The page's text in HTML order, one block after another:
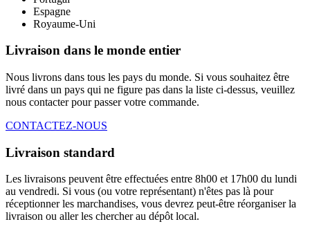
Espagne
Royaume-Uni
Livraison dans le monde entier
Nous livrons dans tous les pays du monde. Si vous souhaitez être
livré dans un pays qui ne figure pas dans la liste ci-dessus, veuillez
nous contacter pour passer votre commande.
CONTACTEZ-NOUS
Livraison standard
Les livraisons peuvent être effectuées entre 8h00 et 17h00 du lundi
au vendredi. Si vous (ou votre représentant) n'êtes pas là pour
réceptionner les marchandises, vous devrez peut-être réorganiser la
livraison ou aller les chercher au dépôt local.